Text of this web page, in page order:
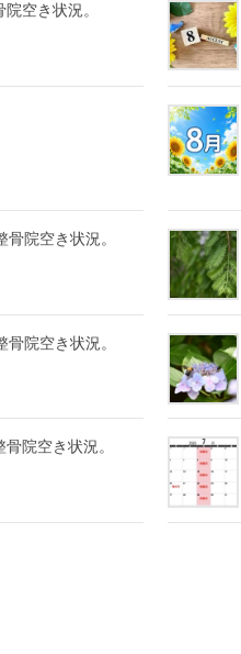
空き状況。
院空き状況。
院空き状況。
院空き状況。